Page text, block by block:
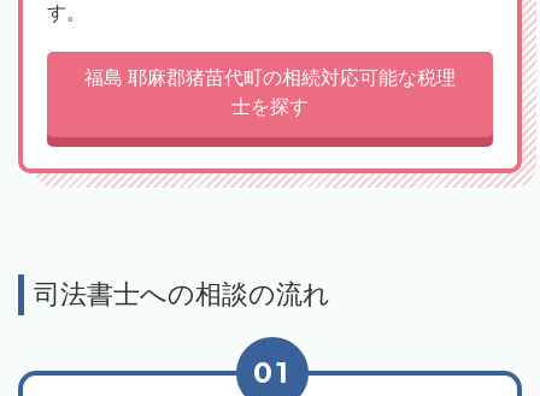
す。
福島 耶麻郡猪苗代町の相続対応可能な税理
士を探す
司法書士への相談の流れ
01